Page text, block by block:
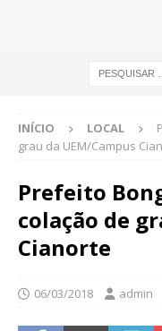
INÍCIO LOCAL
grau da UEM/Campus
Prefeito
colação de
Cianorte
06/03/2018 admin